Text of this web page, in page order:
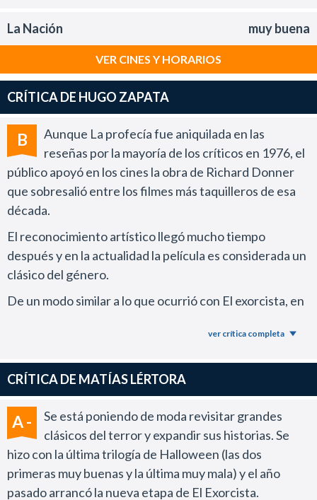
La Nación muy buena
VER CINES Y HORARIOS
CRÍTICA DE HUGO ZAPATA
B
Aunque La profecía fue aniquilada en las
reseñas por la mayoría de los críticos en 1976, el
público apoyó en los cines la obra de Richard Donner
que sobresalió entre los filmes más taquilleros de esa
década.
El reconocimiento artístico llegó mucho tiempo
después y en la actualidad la película es considerada un
clásico del género.
De un modo similar a lo que ocurrió con El exorcista, en
construir una franquicia sólida en torno a la figura de
Todas las continuaciones que se hicieron en años
posteriores fueron filmes mediocres y mejor olvidar la
horrenda remake del 2006 que protagonizó Julia Stiles.
Demian también fracaso miserablemente en la
televisión y ni siquiera el propio Donner pudo sacar
adelante una serie que no pasó de su piloto en 1995,
ver crítica completa
CRÍTICA DE MATÍAS LÉRTORA
A -
Se está poniendo de moda revisitar grandes
clásicos del terror y expandir sus historias. Se
hizo con la última trilogía de Halloween (las dos
primeras muy buenas y la última muy mala) y el año
pasado arrancó la nueva etapa de El Exorcista.